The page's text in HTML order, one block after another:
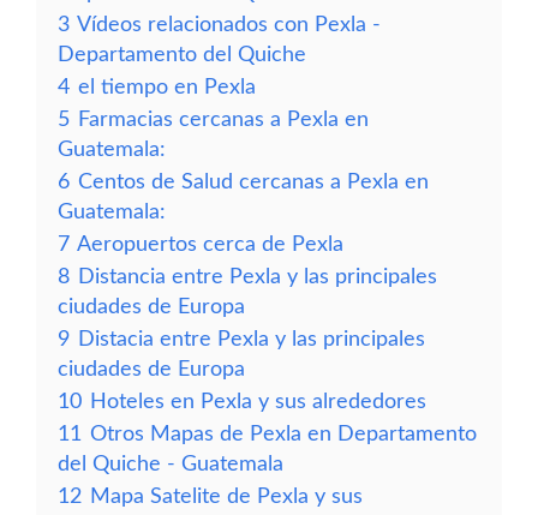
3 Vídeos relacionados con Pexla -
Departamento del Quiche
4 el tiempo en Pexla
5 Farmacias cercanas a Pexla en
Guatemala:
6 Centos de Salud cercanas a Pexla en
Guatemala:
7 Aeropuertos cerca de Pexla
8 Distancia entre Pexla y las principales
ciudades de Europa
9 Distacia entre Pexla y las principales
ciudades de Europa
10 Hoteles en Pexla y sus alrededores
11 Otros Mapas de Pexla en Departamento
del Quiche - Guatemala
12 Mapa Satelite de Pexla y sus